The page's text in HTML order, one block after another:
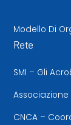
Modello Di
Rete
SMI – Gli
CNCA –